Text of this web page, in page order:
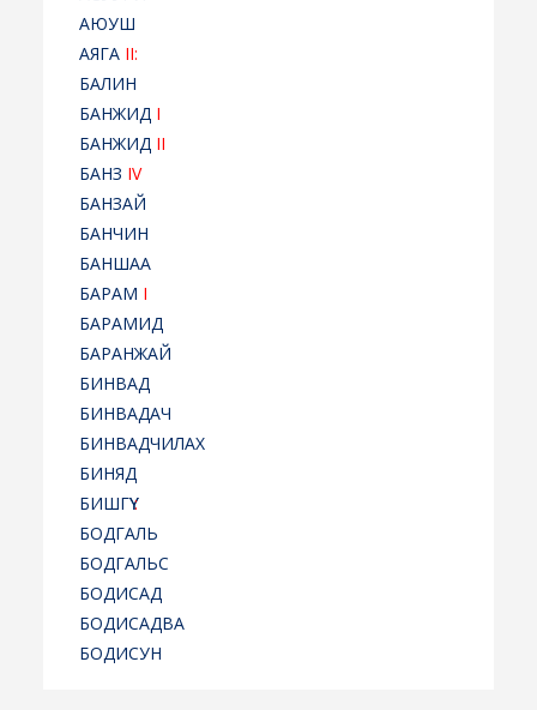
АЮУШ
АЯГА II:
БАЛИН
БАНЖИД I
БАНЖИД II
БАНЗ IV
БАНЗАЙ
БАНЧИН
БАНШАА
БАРАМ I
БАРАМИД
БАРАНЖАЙ
БИНВАД
БИНВАДАЧ
БИНВАДЧИЛАХ
БИНЯД
БИШГҮҮ:
БОДГАЛЬ
БОДГАЛЬС
БОДИСАД
БОДИСАДВА
БОДИСУН